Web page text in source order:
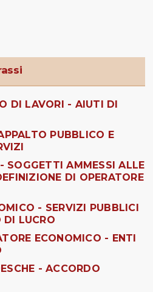
DI LAVORI - AIUTI DI
PUBBLICO E
SOGGETTI AMMESSI ALLE
DI OPERATORE
- SERVIZI PUBBLICI
DI LUCRO
ECONOMICO - ENTI
- ACCORDO